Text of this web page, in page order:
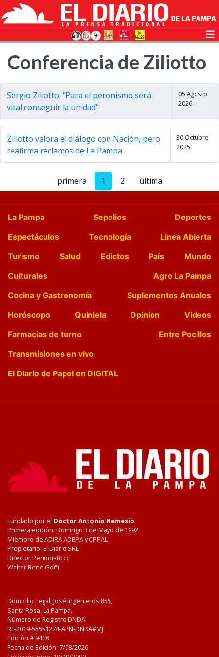
Conferencia de Ziliotto
Sergio Ziliotto: "Para el peronismo será
vital conseguir la unidad"
05 Agosto
2026
Ziliotto valora el diálogo con Nación, pero
reafirma reclamos de La Pampa
30 Octubre
2025
primera 1 2 última
La Pampa Sepelios
Deportes
Espectáculos
Tecnología
Linea Abierta
Turismo
Salud Edictos País
Mundo
Culturales
Agro La Pampa
Cocina y Gastronomía
Suplementos Anuales
Horóscopo
Quiniela Opinion
Videos
Farmacias de turno
Entre Pocillos
Transmisiones en vivo
El Diario de Papel en DIGITAL
Fundado por el Doctor Antonio Nemesio
Primera edición: Domingo 3 de Mayo de 1992
Miembro de ADIRA,ADEPA y CPPAL
Propietario: El Diario SRL
Director Periodístico:
Walter René Goñi
Domicilio Legal: José Ingenieros 855,
Santa Rosa, La Pampa.
Número de Registro DNDA:
RL-2019-55551274-APN-DNDA#MJ
Edición # 9418
Fecha de Edición: 7/08/2026